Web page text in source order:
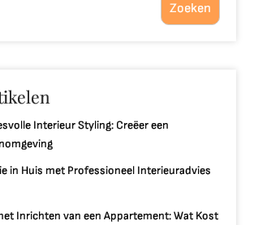
Zoeken
Interieur Styling: Creëer een
in Huis met Professioneel Interieuradvies
Inrichten van een Appartement: Wat Kost